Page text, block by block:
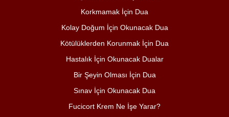
Korkmamak İçin Dua
Kolay Doğum İçin Okunacak Dua
Kötülüklerden Korunmak İçin Dua
Hastalık İçin Okunacak Dualar
Bir Şeyin Olması İçin Dua
Sınav İçin Okunacak Dua
Fucicort Krem Ne İşe Yarar?